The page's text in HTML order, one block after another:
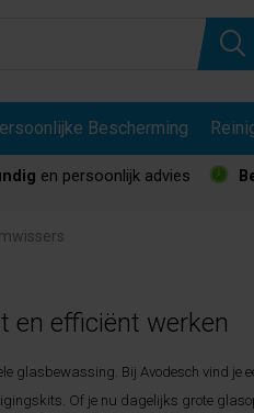
Bescherming
en persoonlijk advies
en efficiënt werken
glasbewassing. Bij Avodesch vind je
Of je nu dagelijks grote